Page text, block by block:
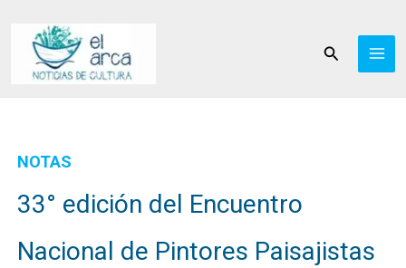
contenido
Buscar
NOTAS
33° edición del Encuentro
Nacional de Pintores Paisajistas